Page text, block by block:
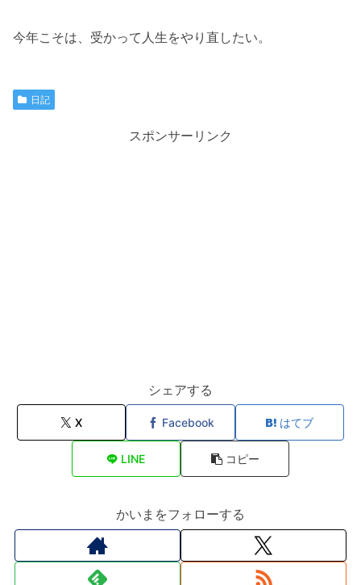
今年こそは、受かって人生をやり直したい。
日記
スポンサーリンク
シェアする
X Facebook はてブ
LINE コピー
かいまをフォローする